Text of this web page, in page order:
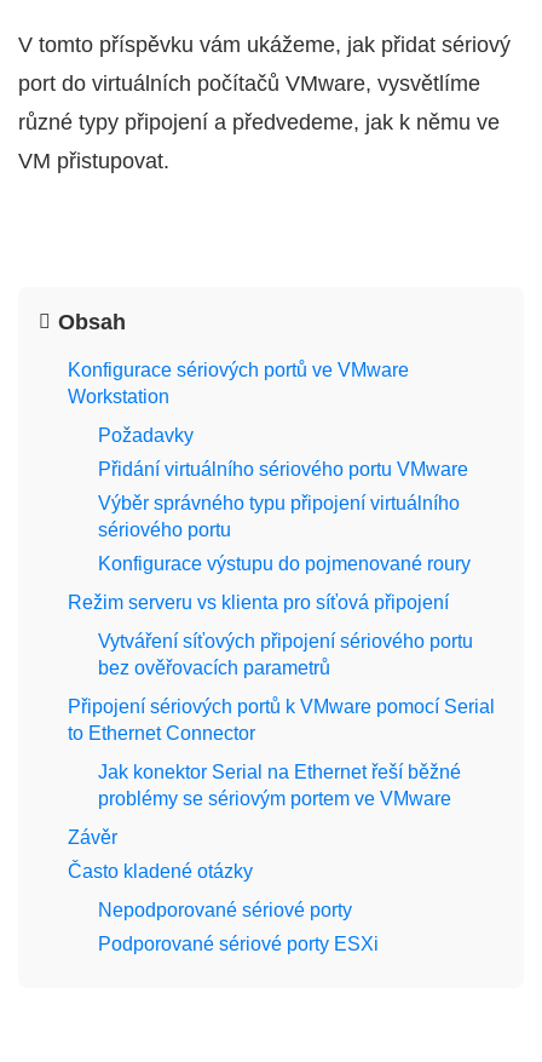
V tomto příspěvku vám ukážeme, jak přidat sériový
port do virtuálních počítačů VMware, vysvětlíme
různé typy připojení a předvedeme, jak k němu ve
VM přistupovat.
Obsah
Konfigurace sériových portů ve VMware
Workstation
Požadavky
Přidání virtuálního sériového portu VMware
Výběr správného typu připojení virtuálního
sériového portu
Konfigurace výstupu do pojmenované roury
Režim serveru vs klienta pro síťová připojení
Vytváření síťových připojení sériového portu
bez ověřovacích parametrů
Připojení sériových portů k VMware pomocí Serial
to Ethernet Connector
Jak konektor Serial na Ethernet řeší běžné
problémy se sériovým portem ve VMware
Závěr
Často kladené otázky
Nepodporované sériové porty
Podporované sériové porty ESXi